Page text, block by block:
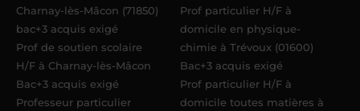
Charnay-lès-Mâcon (71850)
bac+3 acquis exigé
Prof de soutien scolaire
H/F à Charnay-lès-Mâcon
Bac+3 acquis exigé
Professeur particulier
Prof particulier H/F à
domicile en physique-
chimie à Trévoux (01600)
Bac+3 acquis exigé
Prof particulier H/F à
domicile toutes matières à